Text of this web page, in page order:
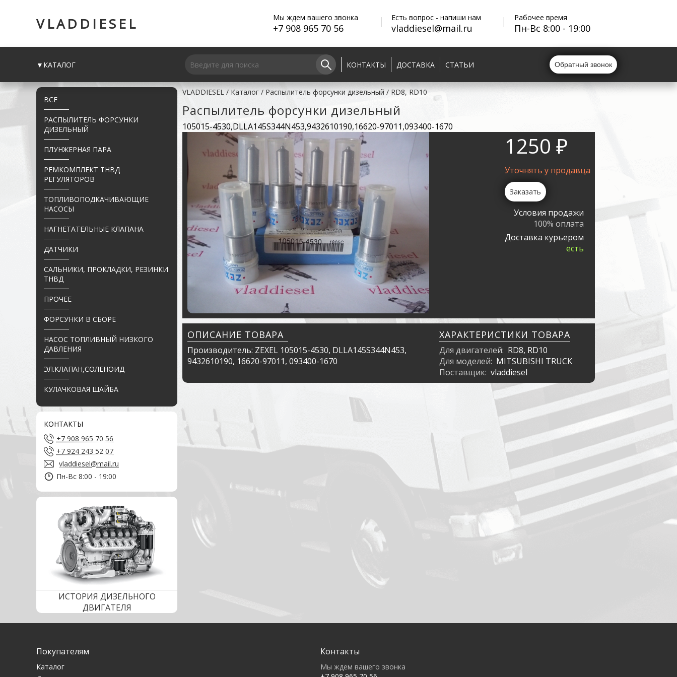
VLADDIESEL Мы ждем вашего звонка
+7 908 965 70 56
Есть вопрос - напиши нам
vladdiesel@mail.ru
Рабочее время
Пн-Вс 8:00 - 19:00
▼КАТАЛОГ КОНТАКТЫ ДОСТАВКА СТАТЬИ Обратный звонок
ВСЕ
РАСПЫЛИТЕЛЬ ФОРСУНКИ
ДИЗЕЛЬНЫЙ
ПЛУНЖЕРНАЯ ПАРА
РЕМКОМПЛЕКТ ТНВД
РЕГУЛЯТОРОВ
ТОПЛИВОПОДКАЧИВАЮЩИЕ
НАСОСЫ
НАГНЕТАТЕЛЬНЫЕ КЛАПАНА
ДАТЧИКИ
САЛЬНИКИ, ПРОКЛАДКИ, РЕЗИНКИ
ТНВД
ПРОЧЕЕ
ФОРСУНКИ В СБОРЕ
НАСОС ТОПЛИВНЫЙ НИЗКОГО
ДАВЛЕНИЯ
ЭЛ.КЛАПАН,СОЛЕНОИД
КУЛАЧКОВАЯ ШАЙБА
КОНТАКТЫ
+7 908 965 70 56
+7 924 243 52 07
vladdiesel@mail.ru
Пн-Вс 8:00 - 19:00
ИСТОРИЯ ДИЗЕЛЬНОГО
ДВИГАТЕЛЯ
VLADDIESEL/Каталог /Распылитель форсунки дизельный /RD8, RD10
Распылитель форсунки дизельный
105015-4530,DLLA145S344N453,9432610190,16620-97011,093400-1670
1250 ₽
Уточнять у продавца
Заказать
Условия продажи
100% оплата
Доставка курьером
есть
ОПИСАНИЕ ТОВАРА
Производитель: ZEXEL 105015-4530, DLLA145S344N453,
9432610190, 16620-97011, 093400-1670
ХАРАКТЕРИСТИКИ ТОВАРА
Для двигателей: RD8, RD10
Для моделей: MITSUBISHI TRUCK
Поставщик: vladdiesel
Покупателям
Каталог
Контакты
Мы ждем вашего звонка